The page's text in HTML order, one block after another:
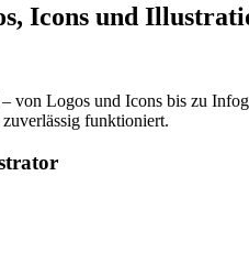
Icons und
– von Logos und Icons bis zu
funktioniert.